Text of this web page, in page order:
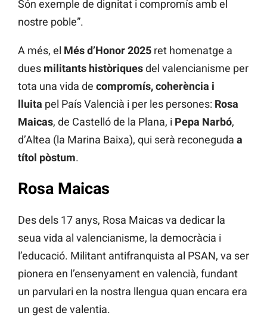
Són exemple de dignitat i compromís amb el
nostre poble”.
A més, el Més d’Honor 2025 ret homenatge a
dues militants històriquesdel valencianisme per
tota una vida de compromís, coherència i
lluita pel País Valencià i per les persones: Rosa
Maicas, de Castelló de la Plana, i Pepa Narbó,
d’Altea (la Marina Baixa), qui serà reconeguda a
títol pòstum.
Rosa Maicas
Des dels 17 anys, Rosa Maicas va dedicar la
seua vida al valencianisme, la democràcia i
l’educació. Militant antifranquista al PSAN, va ser
pionera en l’ensenyament en valencià, fundant
un parvulari en la nostra llengua quan encara era
un gest de valentia.